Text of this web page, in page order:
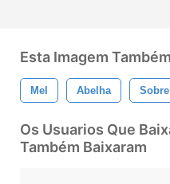
Esta Imagem
Mel Abelha
Os Usuarios Que
Também Baixaram